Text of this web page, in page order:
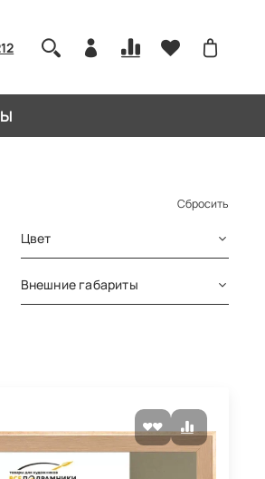
Сбросить
Цвет
Внешние габариты